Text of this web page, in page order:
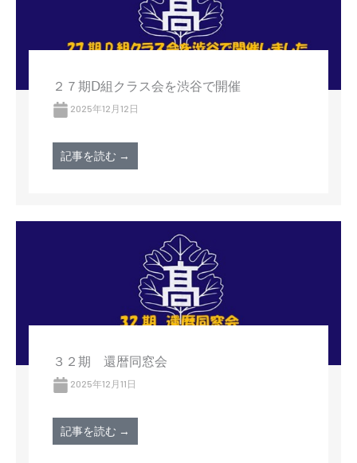
２７期Ⅾ組クラス会を渋谷で開催
2025年12月12日
記事を読む →
３２期 還暦同窓会
2025年12月11日
記事を読む →